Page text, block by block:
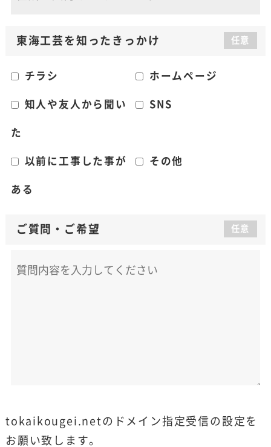
東海工芸を知った きっかけ 任意
チラシ ホームページ
知人や友人から聞い
た
SNS
以前に工事した事が
ある
その他
ご質問 ・ ご希望 任意
tokaikougei.netのドメイン指定受信の設定を
お願い致します。